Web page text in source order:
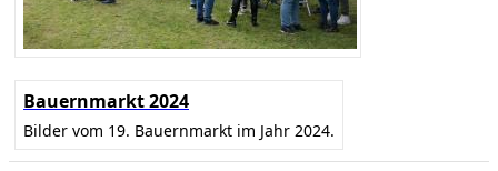
Bauernmarkt 2024
Bilder vom 19. Bauernmarkt im Jahr 2024.